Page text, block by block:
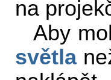
na
Aby
světla